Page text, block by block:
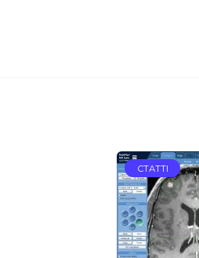
СТАТТІ